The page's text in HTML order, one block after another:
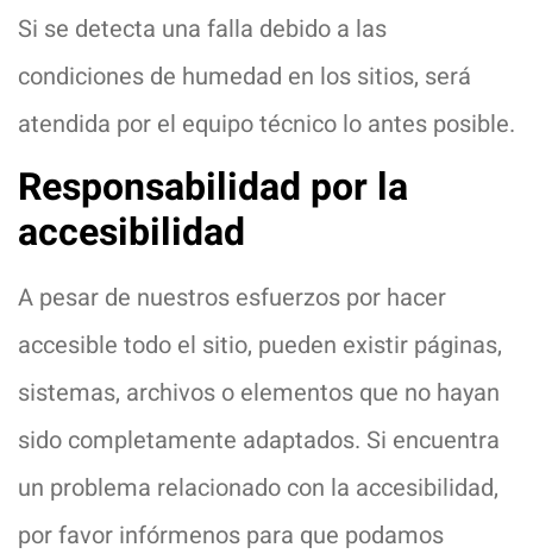
Si se detecta una falla debido a las
condiciones de humedad en los sitios, será
atendida por el equipo técnico lo antes posible.
Responsabilidad por la
accesibilidad
A pesar de nuestros esfuerzos por hacer
accesible todo el sitio, pueden existir páginas,
sistemas, archivos o elementos que no hayan
sido completamente adaptados. Si encuentra
un problema relacionado con la accesibilidad,
por favor infórmenos para que podamos